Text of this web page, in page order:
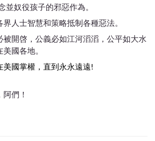
並奴役孩子的邪惡作為。
人士智慧和策略抵制各種惡法。
被開啓，公義必如江河滔滔，公平如大水
國各地。
美國掌權，直到永永遠遠!
們！